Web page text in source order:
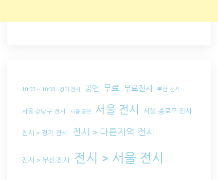
10:00 ~ 18:00 경기 전시 공연 무료 무료전시 부산 전시
서울 강남구 전시 서울 공연 서울 전시 서울 종로구 전시
전시 > 경기 전시 전시 > 다른지역 전시
전시 > 부산 전시 전시 > 서울 전시